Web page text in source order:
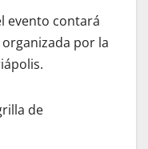
evento contará
organizada por la
de